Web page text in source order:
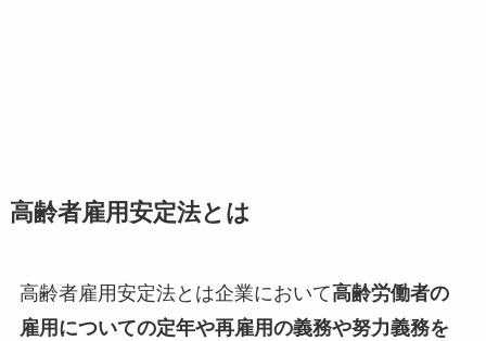
高齢者雇用安定法とは
高齢者雇用安定法とは企業において高齢労働者の
雇用についての定年や再雇用の義務や努力義務を